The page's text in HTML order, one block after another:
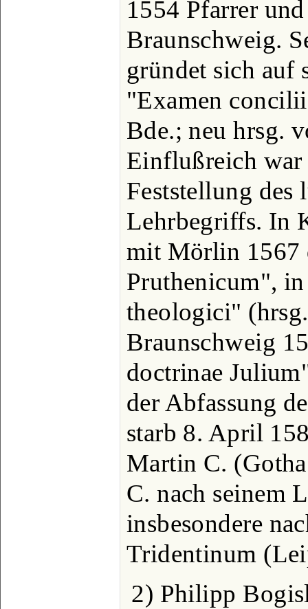
1554 Pfarrer
Braunschweig.
gründet sich auf
"Examen
Bde.; neu hrsg.
Einflußreich war
Feststellung des
Lehrbegriffs. In
mit Mörlin 1567
Pruthenicum",
theologici"
Braunschweig
doctrinae
der Abfassung
starb 8. April
Martin C.
C. nach seinem
insbesondere
Tridentinum
2) Philipp